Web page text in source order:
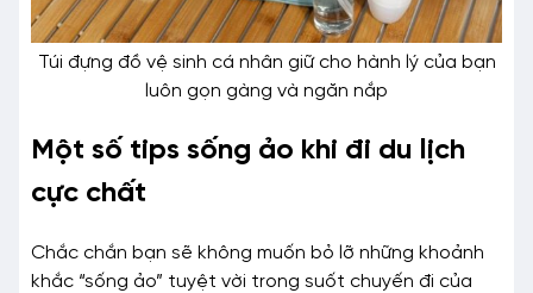
Túi đựng đồ vệ sinh cá nhân giữ cho hành lý của bạn
luôn gọn gàng và ngăn nắp
Một số tips sống ảo khi đi du lịch
cực chất
Chắc chắn bạn sẽ không muốn bỏ lỡ những khoảnh
khắc “sống ảo” tuyệt vời trong suốt chuyến đi của